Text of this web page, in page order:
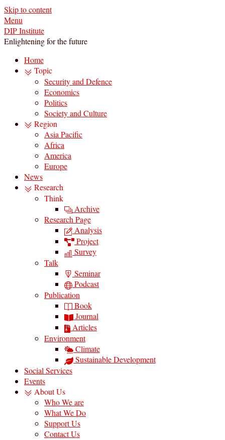
Skip to content
Menu
DIP Institute
Enlightening for the future
Home
Topic
Security and Defence
Economics
Politics
Society and Culture
Region
Asia Pacific
Africa
America
Europe
News
Research
Think
Archive
Research Page
Analysis
Project
Survey
Talk
Seminar
Podcast
Publication
Book
Journal
Articles
Environment
Climate
Sustainable Development
Social Services
Events
About Us
Who We are
What We Do
Support Us
Contact Us